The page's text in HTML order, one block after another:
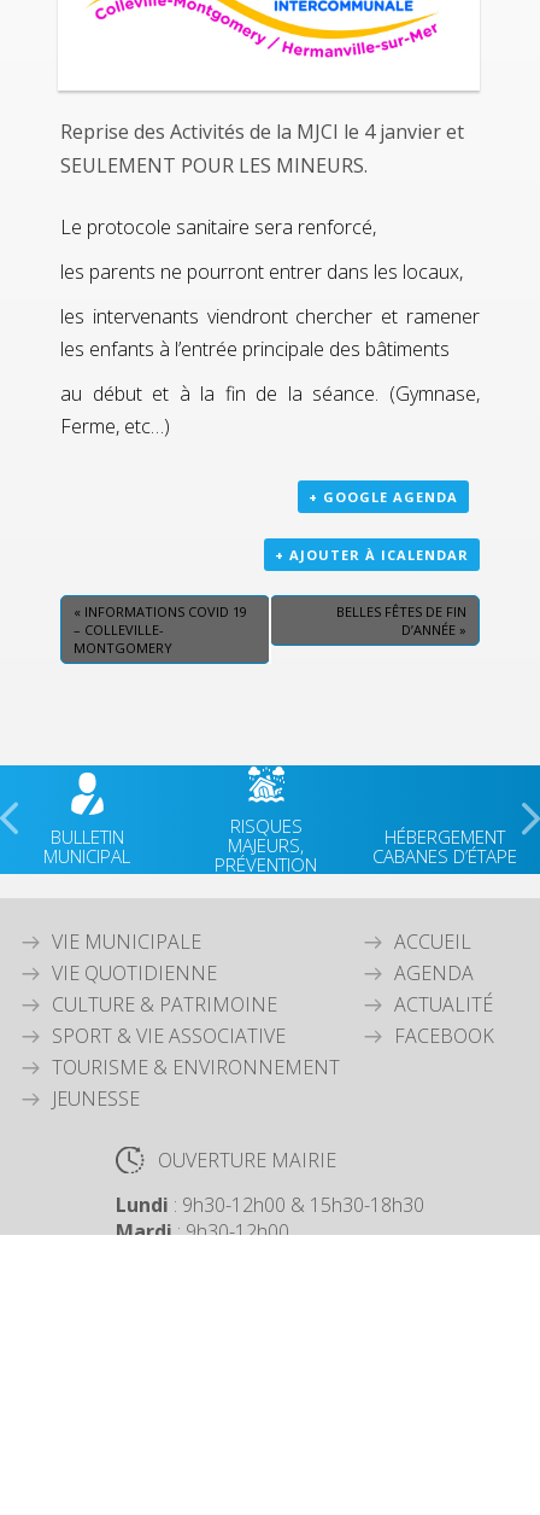
Reprise des Activités de la MJCI le 4 janvier et
SEULEMENT POUR LES MINEURS.
Le protocole sanitaire sera renforcé,
les parents ne pourront entrer dans les locaux,
les intervenants viendront chercher et ramener
les enfants à l’entrée principale des bâtiments
au début et à la fin de la séance. (Gymnase,
Ferme, etc…)
+ GOOGLE AGENDA
+ AJOUTER À ICALENDAR
« INFORMATIONS COVID 19
– COLLEVILLE-
MONTGOMERY
BELLES FÊTES DE FIN
D’ANNÉE »
BULLETIN
MUNICIPAL
RISQUES
MAJEURS,
PRÉVENTION
HÉBERGEMENT
CABANES D’ÉTAPE
VIE MUNICIPALE
VIE QUOTIDIENNE
CULTURE & PATRIMOINE
SPORT & VIE ASSOCIATIVE
TOURISME & ENVIRONNEMENT
JEUNESSE
ACCUEIL
AGENDA
ACTUALITÉ
FACEBOOK
OUVERTURE MAIRIE
Lundi : 9h30-12h00 & 15h30-18h30
Mardi: 9h30-12h00